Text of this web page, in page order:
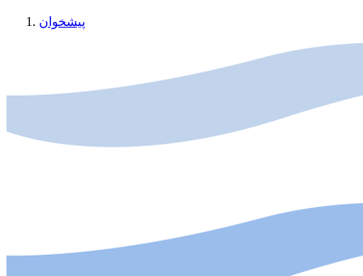
پیشخوان